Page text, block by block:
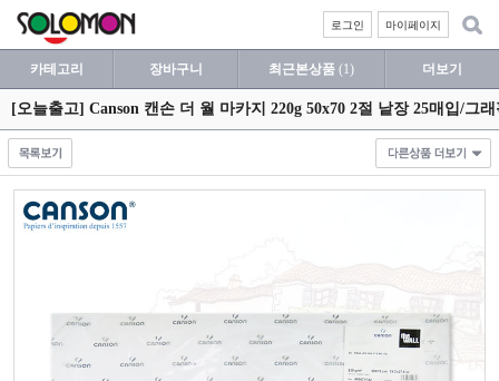
마이페이지
로그인
카테고리 장바구니 최근본상품 (1) 더보기
[오늘출고] Canson 캔손 더 월 마카지 220g 50x70 2절 낱장 25매입/그